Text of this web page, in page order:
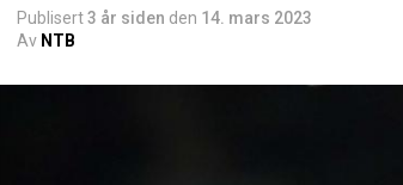
Publisert3 år siden den 14. mars 2023
Av NTB